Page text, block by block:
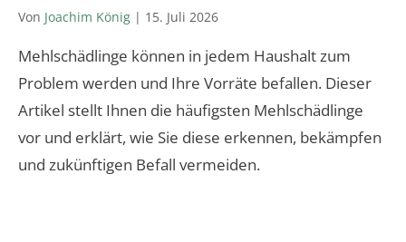
Von Joachim König | 15. Juli 2026
Mehlschädlinge können in jedem Haushalt zum
Problem werden und Ihre Vorräte befallen. Dieser
Artikel stellt Ihnen die häufigsten Mehlschädlinge
vor und erklärt, wie Sie diese erkennen, bekämpfen
und zukünftigen Befall vermeiden.